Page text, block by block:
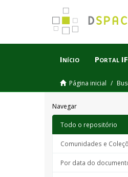
Início Portal
Página inicial
Navegar
Todo o repositório
Comunidades e
Por data do